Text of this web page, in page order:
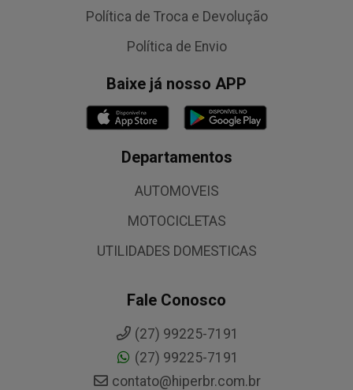
Política de Troca e Devolução
Política de Envio
Baixe já nosso APP
Departamentos
AUTOMOVEIS
MOTOCICLETAS
UTILIDADES DOMESTICAS
Fale Conosco
(27) 99225-7191
(27) 99225-7191
contato@hiperbr.com.br